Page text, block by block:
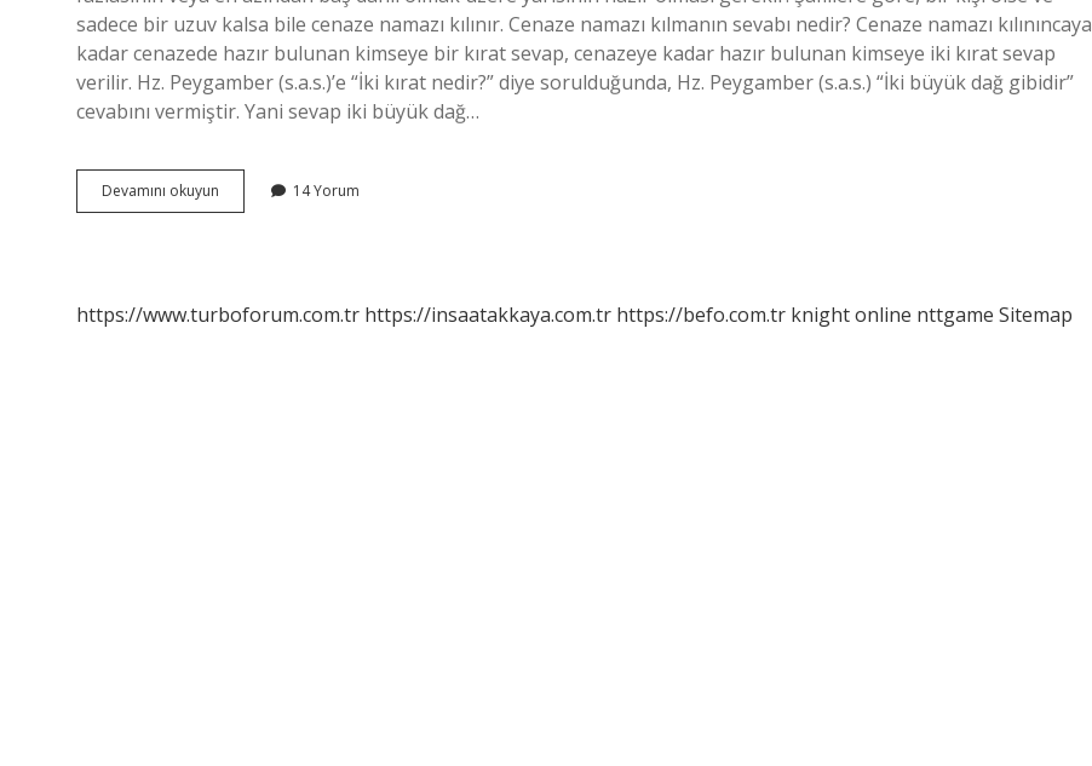
sadece bir uzuv kalsa bile cenaze namazı kılınır. Cenaze namazı kılmanın sevabı nedir? Cenaze namazı kılınıncaya
kadar cenazede hazır bulunan kimseye bir kırat sevap, cenazeye kadar hazır bulunan kimseye iki kırat sevap
verilir. Hz. Peygamber (s.a.s.)’e “İki kırat nedir?” diye sorulduğunda, Hz. Peygamber (s.a.s.) “İki büyük dağ gibidir”
cevabını vermiştir. Yani sevap iki büyük dağ…
Devamını okuyun
Namazının
14 Yorum
https://www.turboforum.com.tr https://insaatakkaya.com.tr https://befo.com.tr knight online nttgame Sitemap